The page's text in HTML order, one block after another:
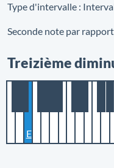
Type d'intervalle :
Seconde note par rapport
Treizième
E